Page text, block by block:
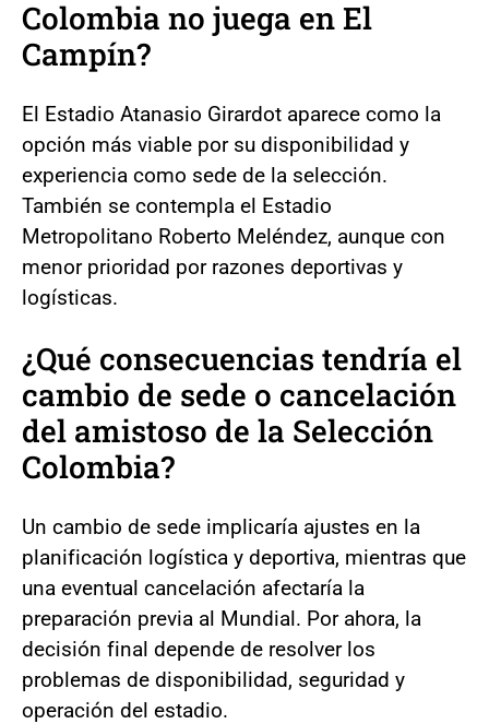
Colombia no juega en El
Campín?
El Estadio Atanasio Girardot aparece como la
opción más viable por su disponibilidad y
experiencia como sede de la selección.
También se contempla el Estadio
Metropolitano Roberto Meléndez, aunque con
menor prioridad por razones deportivas y
logísticas.
¿Qué consecuencias tendría el
cambio de sede o cancelación
del amistoso de la Selección
Colombia?
Un cambio de sede implicaría ajustes en la
planificación logística y deportiva, mientras que
una eventual cancelación afectaría la
preparación previa al Mundial. Por ahora, la
decisión final depende de resolver los
problemas de disponibilidad, seguridad y
operación del estadio.